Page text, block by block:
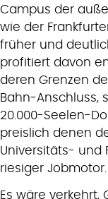
Campus der
wie der
früher und
profitiert davon
deren Grenzen
Bahn-Anschluss,
20.000-Seelen-
preislich denen
Universitäts- und
riesiger Jobmotor.
Es wäre verkehrt,